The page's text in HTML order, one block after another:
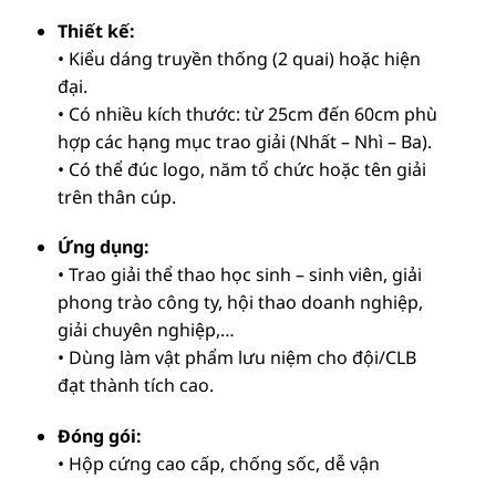
Thiết kế:
• Kiểu dáng truyền thống (2 quai) hoặc hiện
đại.
• Có nhiều kích thước: từ 25cm đến 60cm phù
hợp các hạng mục trao giải (Nhất – Nhì – Ba).
• Có thể đúc logo, năm tổ chức hoặc tên giải
trên thân cúp.
Ứng dụng:
• Trao giải thể thao học sinh – sinh viên, giải
phong trào công ty, hội thao doanh nghiệp,
giải chuyên nghiệp,…
• Dùng làm vật phẩm lưu niệm cho đội/CLB
đạt thành tích cao.
Đóng gói:
• Hộp cứng cao cấp, chống sốc, dễ vận